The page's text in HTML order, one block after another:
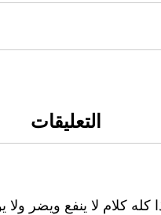
التعليقات
كلام لا ينفع ويضر ولا